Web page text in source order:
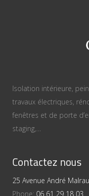
Isolation intérieure,
travaux électriques,
fenêtres et de porte
staging,…
Contactez nous
25 Avenue André
Phone: 06 61 29 18 03